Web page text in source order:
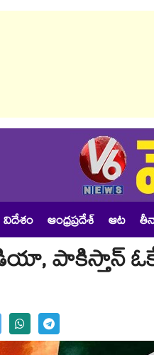
విదేశం ఆంధ్రప్రదేశ్ ఆట
పాకిస్తాన్